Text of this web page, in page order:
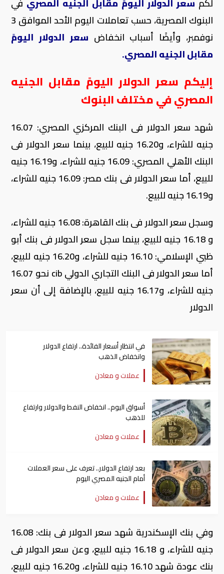
البنوك المصرية، حسب تعاملات اليوم الأحد الموافق 3
نوفمبر، وأيضًا أسباب انخفاض سعر الدولار اليومً
مقابل الجنيه المصري.
إليكم سعر الدولار اليومً مقابل الجنيه
المصري في مختلف البنوك
شهد سعر الدولار فى البنك المركزي المصري: 16.07
جنيه للشراء، و16.20 جنيه للبيع، بينما سعر الدولار فى
البنك الأهلي المصري: 16.09 جنيه للشراء، و16.19 جنيه
للبيع، أما سعر الدولار فى بنك مصر: 16.09 جنيه للشراء،
و16.19 جنيه للبيع.
وسجل سعر الدولار فى بنك القاهرة: 16.08 جنيه للشراء،
و 16.18 جنيه للبيع، بينما سجل سعر الدولار فى بنك أبو
ظبي الإسلامي: 16.10 جنيه للشراء، و16.20 جنيه للبيع،
أما سعر الدولار فى البنك التجاري الدولي cib نحو 16.07
جنيه للشراء، و16.17 جنيه للبيع، بالإضافة إلى أن سعر
الدولار
في انتظار أسعار الفائدة.. ارتفاع الدولار
وانخفاض الذهب
عملات و معادن
أسواق اليوم.. انخفاض النفط والدولار وارتفاع
للذهب
عملات و معادن
بعد ارتفاع الدولار.. تعرف على سعر العملات
أمام الجنيه المصري اليوم
عملات و معادن
وفي بنك الإسكندرية شهد سعر الدولار فى بنك: 16.08
جنيه للشراء، و 16.18 جنيه للبيع، وعن سعر الدولار فى
بنك عودة شهد 16.10 جنيه للشراء، و16.20 جنيه للبيع،